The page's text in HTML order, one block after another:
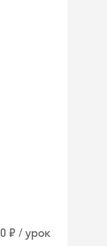
₽ / урок